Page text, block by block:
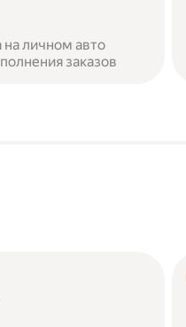
личном авто
заказов